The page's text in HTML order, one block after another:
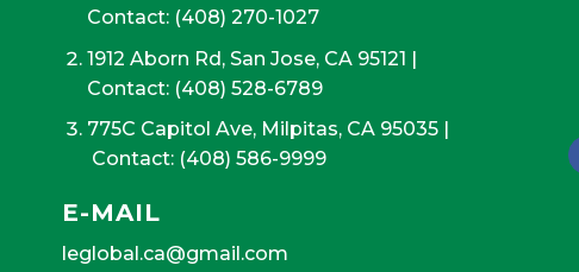
Contact: (408) 270-1027
1912 Aborn Rd, San Jose, CA 95121 |
Contact: (408) 528-6789
775C Capitol Ave, Milpitas, CA 95035|
Contact: (408) 586-9999
E-MAIL
leglobal.ca@gmail.com